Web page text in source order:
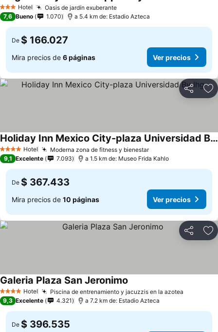
3 Estrellas
Hotel Oasis de jardín exuberanteVer precios
7,6 Bueno 1.070 a 5.4 km de: Estadio Azteca
De $ 166.027
Mira precios de 6 páginas Ver precios
Compartir
4 EstrellasHotel Moderna zona de fitness y bienestarVer precios
Holiday Inn Mexico City-plaza Universidad By Ihg
Ver precios
9,1 Excelente 7.093 a 1.5 km de: Museo Frida Kahlo
De $ 367.433
Mira precios de 10 páginas Ver precios
Compartir
4 EstrellasHotel Piscina de entrenamiento y jacuzzis en la azotea
Galeria Plaza San Jeronimo
9,3 Excelente 4.321 a 7.2 km de: Estadio Azteca
De $ 396.535